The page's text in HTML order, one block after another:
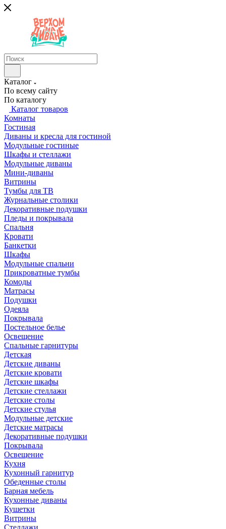
Каталог
По всему сайту
По каталогу
Каталог товаров
Комнаты
Гостиная
Диваны и кресла для гостиной
Модульные гостиные
Шкафы и стеллажи
Модульные диваны
Мини-диваны
Витрины
Тумбы для ТВ
Журнальные столики
Декоративные подушки
Пледы и покрывала
Спальня
Кровати
Банкетки
Шкафы
Модульные спальни
Прикроватные тумбы
Комоды
Матрасы
Подушки
Одеяла
Покрывала
Постельное белье
Освещение
Спальные гарнитуры
Детская
Детские диваны
Детские кровати
Детские шкафы
Детские стеллажи
Детские столы
Детские стулья
Модульные детские
Детские матрасы
Декоративные подушки
Покрывала
Освещение
Кухня
Кухонный гарнитур
Обеденные столы
Барная мебель
Кухонные диваны
Кушетки
Витрины
Стеллажи